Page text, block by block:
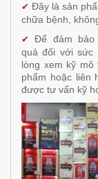
✔ Đây là sản
chữa bệnh,
✔ Để đảm bảo
quả đối với sức
lòng xem kỹ
phẩm hoặc liên
được tư vấn kỹ